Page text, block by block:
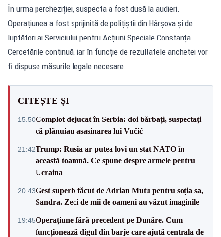
În urma percheziției, suspecta a fost dusă la audieri.
Operațiunea a fost sprijinită de polițiștii din Hârșova și de
luptători ai Serviciului pentru Acțiuni Speciale Constanța.
Cercetările continuă, iar în funcție de rezultatele anchetei vor
fi dispuse măsurile legale necesare.
CITEȘTE ȘI
15:50Complot dejucat în Serbia: doi bărbați, suspectați
că plănuiau asasinarea lui Vučić
21:42Trump: Rusia ar putea lovi un stat NATO în
această toamnă. Ce spune despre armele pentru
Ucraina
20:43Gest superb făcut de Adrian Mutu pentru soția sa,
Sandra. Zeci de mii de oameni au văzut imaginile
19:45Operațiune fără precedent pe Dunăre. Cum
funcționează digul din barje care ajută centrala de